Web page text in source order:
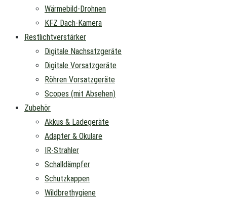
Wärmebild-Drohnen
KFZ Dach-Kamera
Restlichtverstärker
Digitale Nachsatzgeräte
Digitale Vorsatzgeräte
Röhren Vorsatzgeräte
Scopes (mit Absehen)
Zubehör
Akkus & Ladegeräte
Adapter & Okulare
IR-Strahler
Schalldämpfer
Schutzkappen
Wildbrethygiene